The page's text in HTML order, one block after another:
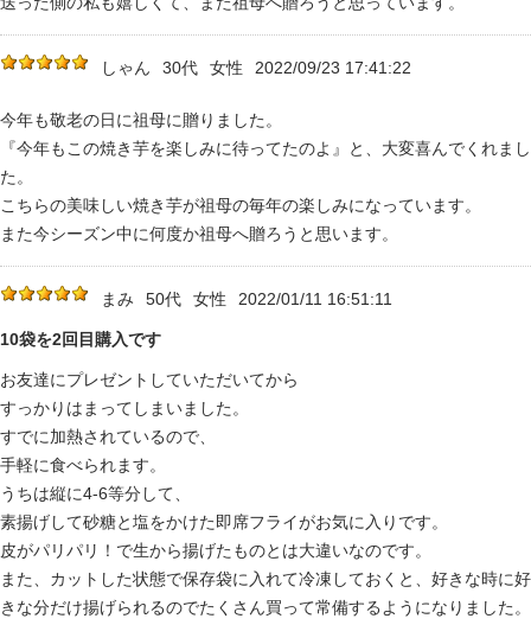
しゃん 30代 女性 2022/09/23 17:41:22
今年も敬老の日に祖母に贈りました。
『今年もこの焼き芋を楽しみに待ってたのよ』と、大変喜んでくれまし
た。
こちらの美味しい焼き芋が祖母の毎年の楽しみになっています。
また今シーズン中に何度か祖母へ贈ろうと思います。
まみ 50代 女性 2022/01/11 16:51:11
10袋を2回目購入です
お友達にプレゼントしていただいてから
すっかりはまってしまいました。
すでに加熱されているので、
手軽に食べられます。
うちは縦に4-6等分して、
素揚げして砂糖と塩をかけた即席フライがお気に入りです。
皮がパリパリ！で生から揚げたものとは大違いなのです。
また、カットした状態で保存袋に入れて冷凍しておくと、好きな時に好
きな分だけ揚げられるのでたくさん買って常備するようになりました。